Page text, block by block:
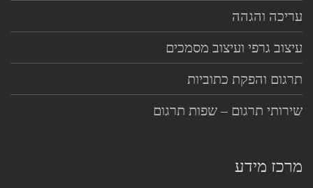
עריכה והגהה
עיצוב גרפי ועיצוב מסמכים
תרגום והפקת כתוביות
שירותי תרגום – שפות תרגום
מרכז מידע